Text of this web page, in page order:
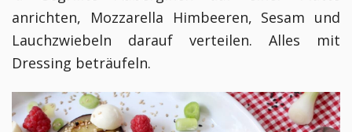
anrichten, Mozzarella Himbeeren, Sesam und
Lauchzwiebeln darauf verteilen. Alles mit
Dressing beträufeln.